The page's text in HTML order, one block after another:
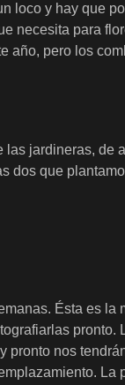
loco y hay que
necesita para
año, pero los
las jardineras, de
dos que
Ésta es la
pronto.
pronto nos
La